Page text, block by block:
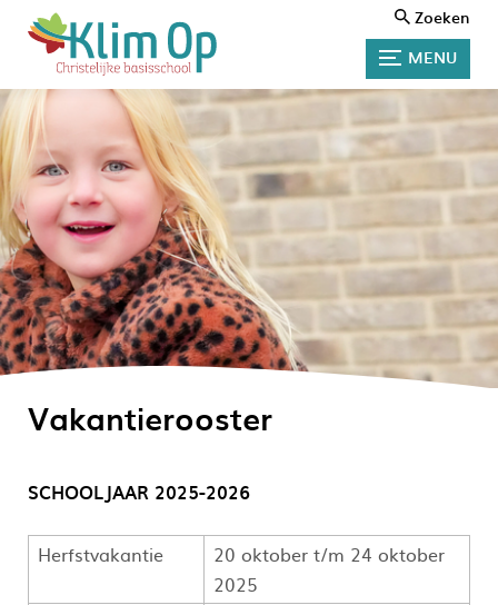
Zoeken
MENU
Vakantierooster
SCHOOLJAAR 2025-2026
Herfstvakantie
20 oktober t/m 24 oktober
2025